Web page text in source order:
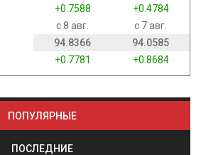
+0.7588
+0.4784
с 8 авг.
с 7 авг.
94.8366
94.0585
+0.7781
+0.8684
ПОПУЛЯРНЫЕ
ПОСЛЕДНИЕ